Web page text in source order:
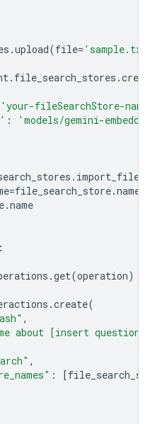
.upload(file=
. file_search_stores .
'your-fileSearchStore-
:
'models/gemini-
. import_file
=file_search_store.name
.name
:
.get(operation)
.create(
,
about [insert
,
: [